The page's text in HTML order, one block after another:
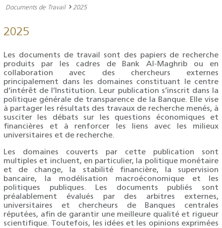
Documents de Travail
2025
2025
Les documents de travail sont des papiers de recherche
produits par les cadres de Bank Al-Maghrib ou en
collaboration avec des chercheurs externes
principalement dans les domaines constituant le centre
d’intérêt de l’Institution. Leur publication s’inscrit dans la
politique générale de transparence de la Banque. Elle vise
à partager les résultats des travaux de recherche menés, à
susciter les débats sur les questions économiques et
financières et à renforcer les liens avec les milieux
universitaires et de recherche.
Les domaines couverts par cette publication sont
multiples et incluent, en particulier, la politique monétaire
et de change, la stabilité financière, la supervision
bancaire, la modélisation macroéconomique et les
politiques publiques. Les documents publiés sont
préalablement évalués par des arbitres externes,
universitaires et chercheurs de Banques centrales
réputées, afin de garantir une meilleure qualité et rigueur
scientifique. Toutefois, les idées et les opinions exprimées